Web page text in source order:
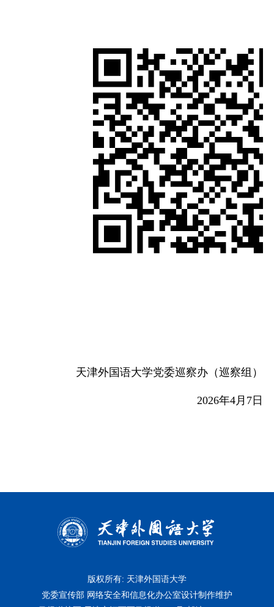
天津外国语大学党委巡察办（巡察组）
2026年4月 7 日
版权所有: 天津外国语大学
党委宣传部 网络安全和信息化办公室设计制作维护